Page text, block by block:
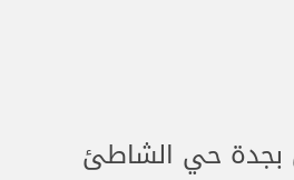
حي الشاطئ